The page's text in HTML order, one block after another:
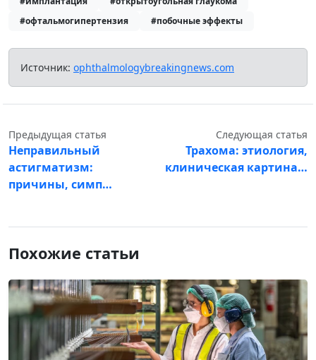
#офтальмогипертензия
#побочные эффекты
Источник: ophthalmologybreakingnews.com
Предыдущая статья
Неправильный
астигматизм:
причины, симп…
Следующая статья
Трахома: этиология,
клиническая картина…
Похожие статьи